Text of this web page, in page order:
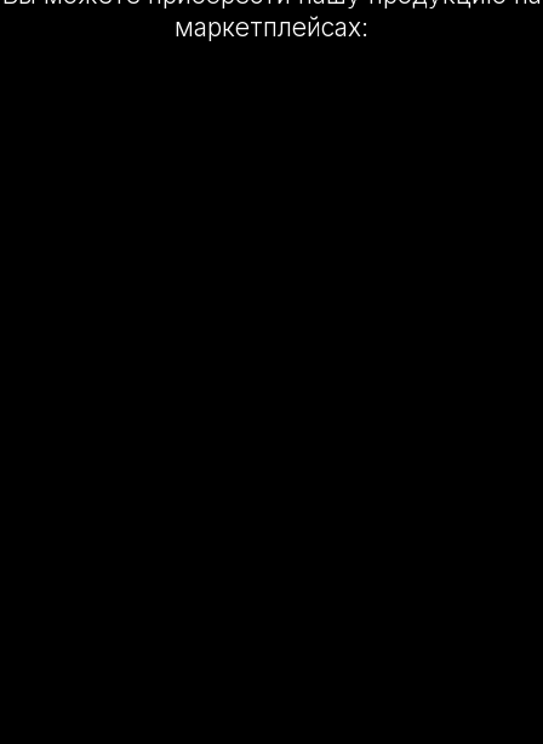
маркетплейсах: